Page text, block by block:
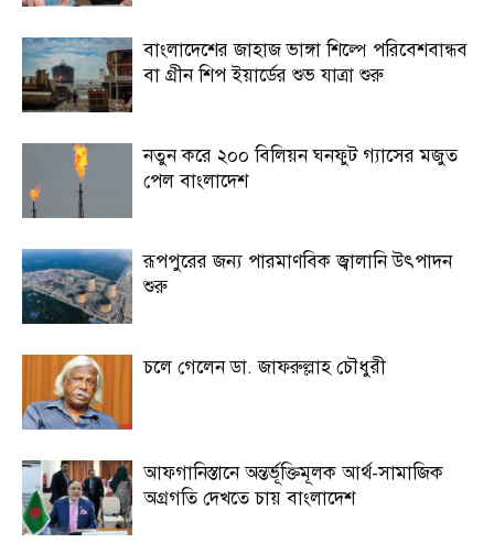
বাংলাদেশের জাহাজ ভাঙ্গা শিল্পে পরিবেশবান্ধব
বা গ্রীন শিপ ইয়ার্ডের শুভ যাত্রা শুরু
নতুন করে ২০০ বিলিয়ন ঘনফুট গ্যাসের মজুত
পেল বাংলাদেশ
রূপপুরের জন্য পারমাণবিক জ্বালানি উৎপাদন
শুরু
চলে গেলেন ডা. জাফরুল্লাহ চৌধুরী
আফগানিস্তানে অন্তর্ভূক্তিমূলক আর্থ-সামাজিক
অগ্রগতি দেখতে চায় বাংলাদেশ